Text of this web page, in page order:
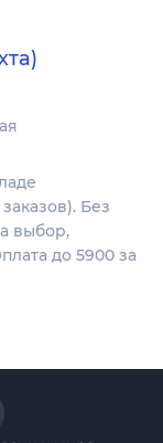
Без
выбор,
до 5900 за